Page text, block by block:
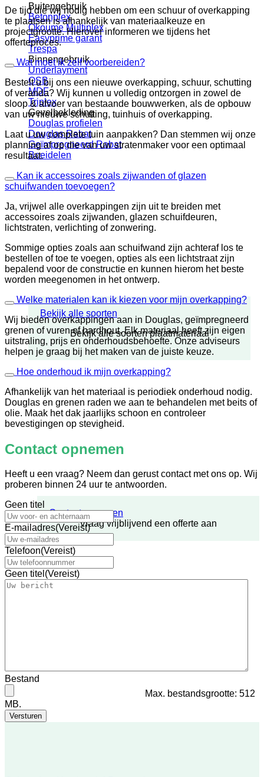
Buitengebruik
Betonplex
Okoume Multiplex
Easyprime garant
Trespa
Binnengebruik
Underlayment
OSB
MDF
Triplex
Gevelbekleding
Douglas profielen
Douglas Rabat
Geïmpregneerd Rabat
Boeidelen
Bekijk alle soorten
Bekijk alle soorten plaatmateriaal
Contact opnemen
Vraag vrijblijvend een offerte aan
Overige
De tijd die wij nodig hebben om een schuur of overkapping
te plaatsen is afhankelijk van materiaalkeuze en
projectgrootte. Hierover informeren we tijdens het
offerteproces.
Wat moet ik zelf voorbereiden?
Bestelt u bij ons een nieuwe overkapping, schuur, schutting
of veranda? Wij kunnen u volledig ontzorgen in zowel de
sloop & afvoer van bestaande bouwwerken, als de opbouw
van uw nieuwe schutting, tuinhuis of overkapping.
Laat u uw complete tuin aanpakken? Dan stemmen wij onze
planning af op die van uw stratenmaker voor een optimaal
resultaat.
Kan ik accessoires zoals zijwanden of glazen
schuifwanden toevoegen?
Ja, vrijwel alle overkappingen zijn uit te breiden met
accessoires zoals zijwanden, glazen schuifdeuren,
lichtstraten, verlichting of zonwering.
Sommige opties zoals aan schuifwand zijn achteraf los te
bestellen of toe te voegen, opties als een lichtstraat zijn
bepalend voor de constructie en kunnen hierom het beste
worden meegenomen in het ontwerp.
Welke materialen kan ik kiezen voor mijn overkapping?
Wij bieden overkappingen aan in Douglas, geïmpregneerd
grenen of vuren of hardhout. Elk materiaal heeft zijn eigen
uitstraling, prijs en onderhoudsbehoefte. Onze adviseurs
helpen je graag bij het maken van de juiste keuze.
Hoe onderhoud ik mijn overkapping?
Afhankelijk van het materiaal is periodiek onderhoud nodig.
Douglas en grenen raden we aan te behandelen met beits of
olie. Maak het dak jaarlijks schoon en controleer
bevestigingen op stevigheid.
Contact opnemen
Heeft u een vraag? Neem dan gerust contact met ons op. Wij
proberen binnen 24 uur te antwoorden.
Geen titel
E-mailadres(Vereist)
Telefoon(Vereist)
Geen titel (Vereist)
Bestand
Max. bestandsgrootte: 512
MB.
Versturen